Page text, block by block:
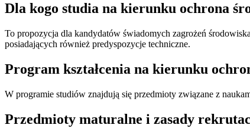
Dla kogo studia na kierunku ochrona
To propozycja dla kandydatów świadomych zagrożeń
posiadających również predyspozycje techniczne.
Program kształcenia na kierunku
W programie studiów znajdują się przedmioty związane z
Przedmioty maturalne i zasady